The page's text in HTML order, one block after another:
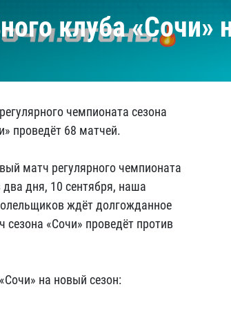
клуба «Сочи»
чемпионата сезона
проведёт 68 матчей.
матч регулярного чемпионата
дня, 10 сентября, наша
ждёт долгожданное
«Сочи» проведёт против
на новый сезон: